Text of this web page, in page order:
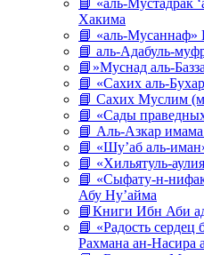
📘 «аль-Мустадрак
Хакима
📘 «аль-
📘 аль-Адабуль-
📘»Муснад аль-
📘 «Сахих аль-
📘 Сахих Муслим
📘 «Сады
📘 Аль-Азкар
📘 «Шу’аб аль-
📘 «Хильятуль-
📘 «Сыфату-н-
Абу Ну’айма
📘Книги Ибн Аби
📘 «Радость сердец
Рахмана ан-Насира